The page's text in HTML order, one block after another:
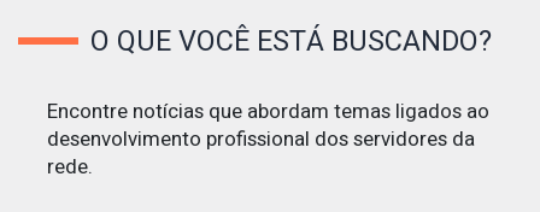
O QUE VOCÊ ESTÁ BUSCANDO?
Encontre notícias que abordam temas ligados ao
desenvolvimento profissional dos servidores da
rede.